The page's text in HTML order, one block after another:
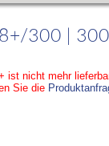
300 |
ist nicht mehr
Sie die